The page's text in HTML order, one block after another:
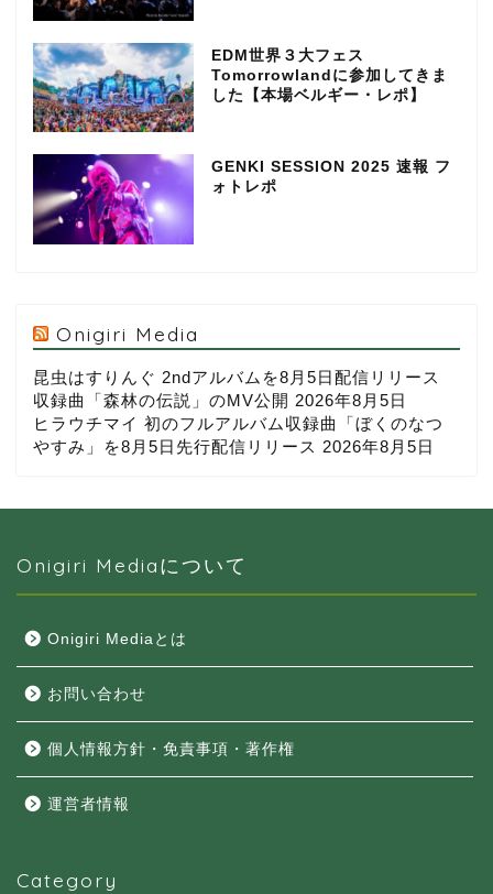
EDM世界３大フェス
Tomorrowlandに参加してきま
した【本場ベルギー・レポ】
GENKI SESSION 2025 速報 フ
ォトレポ
Onigiri Media
昆虫はすりんぐ 2ndアルバムを8月5日配信リリース
収録曲「森林の伝説」のMV公開 2026年8月5日
ヒラウチマイ 初のフルアルバム収録曲「ぼくのなつ
やすみ」を8月5日先行配信リリース 2026年8月5日
Onigiri Mediaについて
Onigiri Mediaとは
お問い合わせ
個人情報方針・免責事項・著作権
運営者情報
Category